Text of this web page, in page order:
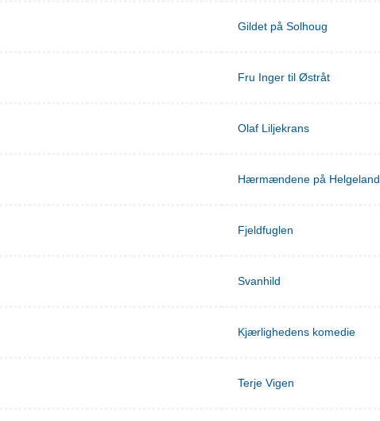
Gildet på Solhoug
Fru Inger til Østråt
Olaf Liljekrans
Hærmændene på Helgeland
Fjeldfuglen
Svanhild
Kjærlighedens komedie
Terje Vigen